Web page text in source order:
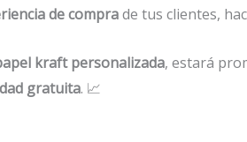
de comprade tus clientes,
kraft personalizada, estará
gratuita. 📈